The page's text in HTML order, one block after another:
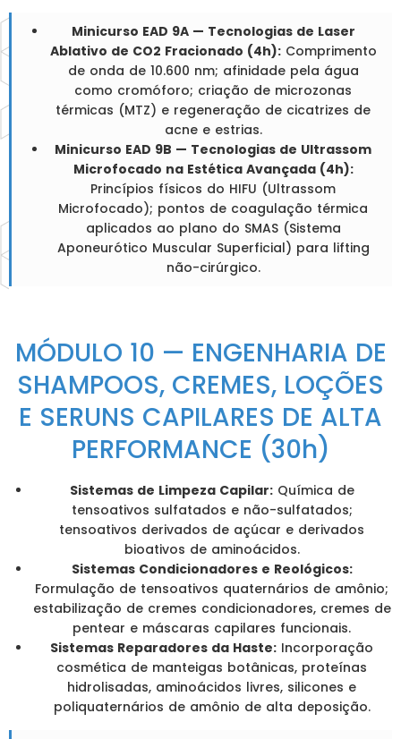
Minicurso EAD 9A — Tecnologias de Laser
Ablativo de CO2 Fracionado (4h):Comprimento
de onda de 10.600 nm; afinidade pela água
como cromóforo; criação de microzonas
térmicas (MTZ) e regeneração de cicatrizes de
acne e estrias.
Minicurso EAD 9B — Tecnologias de Ultrassom
Microfocado na Estética Avançada (4h):
Princípios físicos do HIFU (Ultrassom
Microfocado); pontos de coagulação térmica
aplicados ao plano do SMAS (Sistema
Aponeurótico Muscular Superficial) para lifting
não-cirúrgico.
MÓDULO 10 — ENGENHARIA DE
SHAMPOOS, CREMES, LOÇÕES
E SERUNS CAPILARES DE ALTA
PERFORMANCE (30h)
Sistemas de Limpeza Capilar:Química de
tensoativos sulfatados e não-sulfatados;
tensoativos derivados de açúcar e derivados
bioativos de aminoácidos.
Sistemas Condicionadores e Reológicos:
Formulação de tensoativos quaternários de amônio;
estabilização de cremes condicionadores, cremes de
pentear e máscaras capilares funcionais.
Sistemas Reparadores da Haste: Incorporação
cosmética de manteigas botânicas, proteínas
hidrolisadas, aminoácidos livres, silicones e
poliquaternários de amônio de alta deposição.